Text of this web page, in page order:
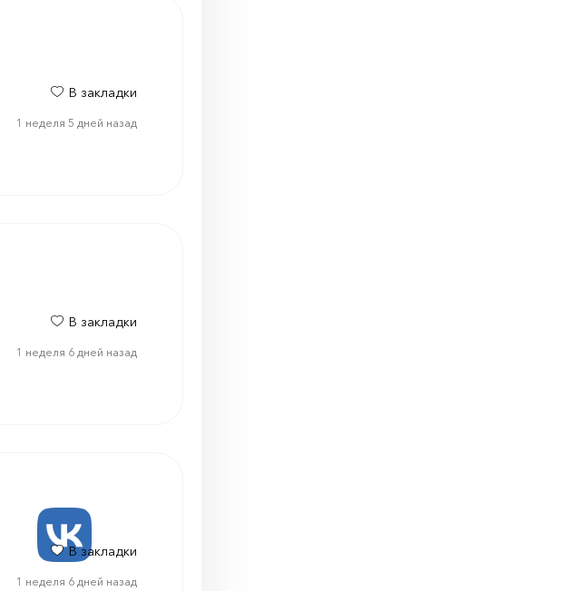
В закладки
1 неделя 5 дней назад
В закладки
1 неделя 6 дней назад
В закладки
1 неделя 6 дней назад